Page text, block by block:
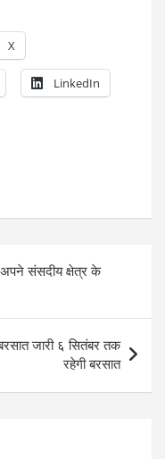
X
LinkedIn
अपने संसदीय क्षेत्र के
जारी ६ सितंबर तक
रहेगी बरसात